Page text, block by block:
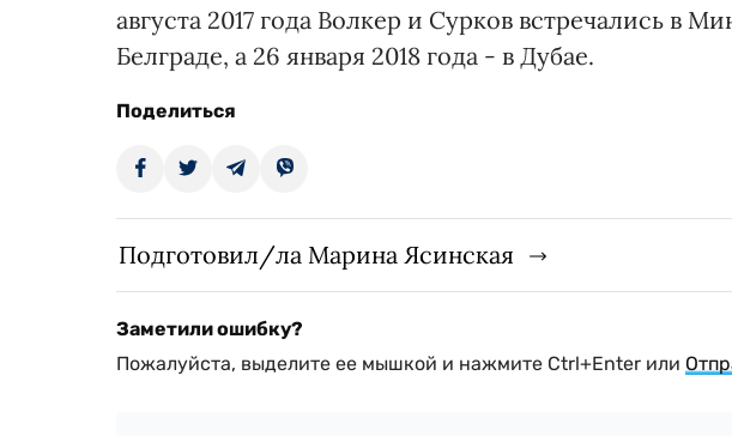
августа 2017 года Волкер и Сурков встречались в
Белграде, а 26 января 2018 года - в Дубае.
Поделиться
Подготовил/ла Марина Ясинская
Заметили ошибку?
Пожалуйста, выделите ее мышкой и нажмите Ctrl+Enter или